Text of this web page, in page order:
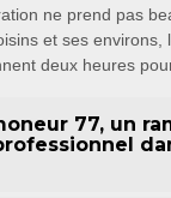
ne prend pas
et ses environs,
deux heures
77, un